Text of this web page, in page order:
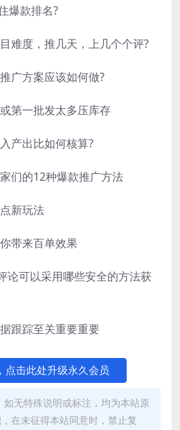
爆款排名?
难度，推几天，上几个个评?
广方案应该如何做?
第一批发太多压库存
产出比如何核算?
们的12种爆款推广方法
新玩法
带来百单效果
论可以采用哪些安全的方法获
跟踪至关重要重要
点击此处升级永久会员
如无特殊说明或标注，均为本站原
在未征得本站同意时，禁止复